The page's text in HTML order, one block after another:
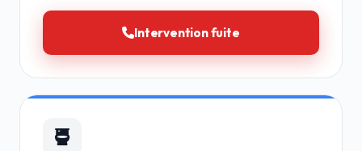
Intervention fuite